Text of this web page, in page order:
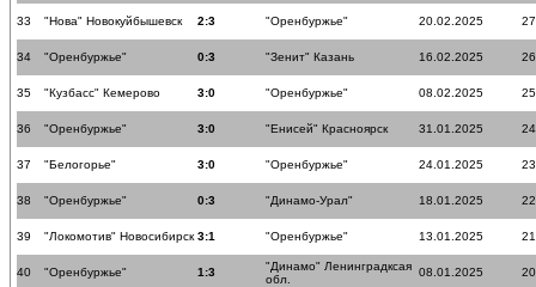
33 "Нова" Новокуйбышевск 2:3 "Оренбуржье" 20.02.2025
34 "Оренбуржье" 0:3 "Зенит" Казань 16.02.2025
35 "Кузбасс" Кемерово 3:0 "Оренбуржье" 08.02.2025
36 "Оренбуржье" 3:0 "Енисей" Красноярск 31.01.2025
37 "Белогорье" 3:0 "Оренбуржье" 24.01.2025
38 "Оренбуржье" 0:3 "Динамо-Урал" 18.01.2025
39 "Локомотив" Новосибирск 3:1 "Оренбуржье" 13.01.2025
40 "Оренбуржье" 1:3
"Динамо" Ленинградксая
обл.
08.01.2025